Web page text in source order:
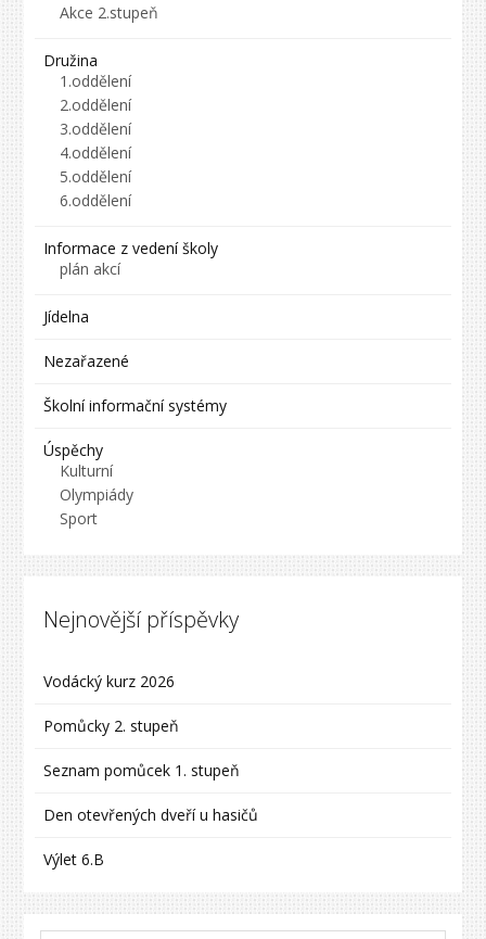
Akce 2.stupeň
Družina
1.oddělení
2.oddělení
3.oddělení
4.oddělení
5.oddělení
6.oddělení
Informace z vedení školy
plán akcí
Jídelna
Nezařazené
Školní informační systémy
Úspěchy
Kulturní
Olympiády
Sport
Nejnovější příspěvky
Vodácký kurz 2026
Pomůcky 2. stupeň
Seznam pomůcek 1. stupeň
Den otevřených dveří u hasičů
Výlet 6.B